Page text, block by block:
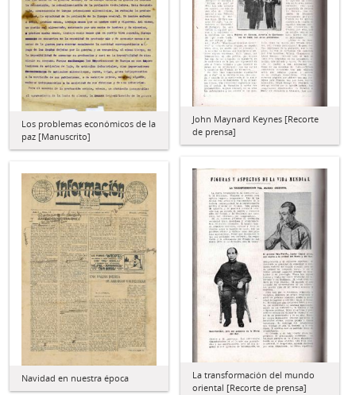
Los problemas económicos de la
paz [Manuscrito]
John Maynard Keynes [Recorte
de prensa]
La transformación del mundo
oriental [Recorte de prensa]
Navidad en nuestra época